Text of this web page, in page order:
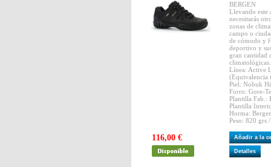
BERGEN
Llevando este
necesitarás
zonas de
campo o
de cómodo y
deportivo y
gran cantidad
climatológicas.
Línea: Active
(Equivalencia
Piel: Nobuk
Forro: Gore-
Plantilla Fab.:
Plantilla
Horma:
Peso: 820 grs
116,00 € Añadir a la
Detalles